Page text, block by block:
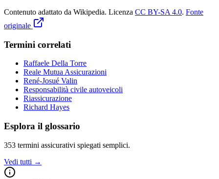
Contenuto adattato da Wikipedia. Licenza CC BY-SA 4.0. Fonte
originale
Termini correlati
Raffaele Della Torre
Reale Mutua Assicurazioni
René-Josué Valin
Responsabilità civile autoveicoli
Riassicurazione
Richard Hayes
Esplora il glossario
353 termini assicurativi spiegati semplici.
Vedi tutti →